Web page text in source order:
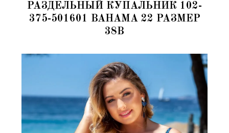
РАЗДЕЛЬНЫЙ КУПАЛЬНИК 102-
375-501601 BAHAMA 22 РАЗМЕР
38B